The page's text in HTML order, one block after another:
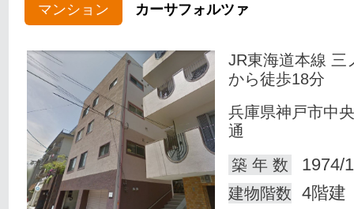
マンション カーサフォルツァ
JR東海道本線 三
から徒歩18分
兵庫県神戸市中
通
築 年 数
1974/
建物階数 4階建